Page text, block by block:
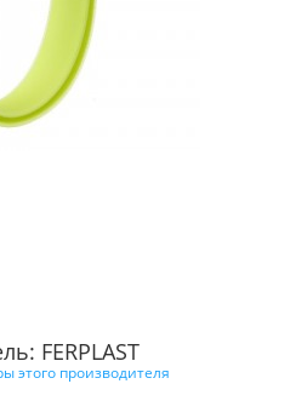
FERPLAST
этого производителя